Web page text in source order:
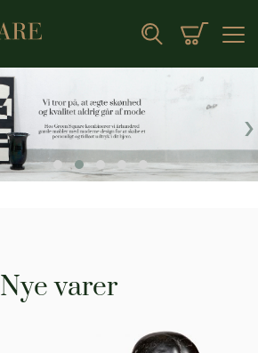
Search Min
›
Nye varer